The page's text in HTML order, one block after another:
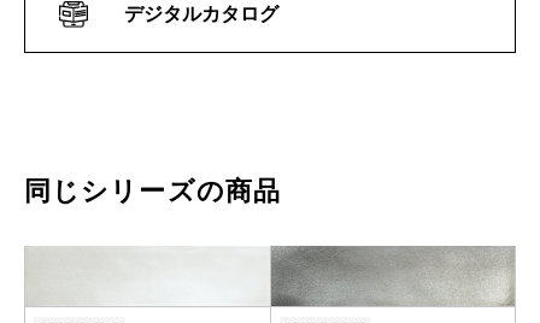
デジタルカタログ
同じシリーズの商品